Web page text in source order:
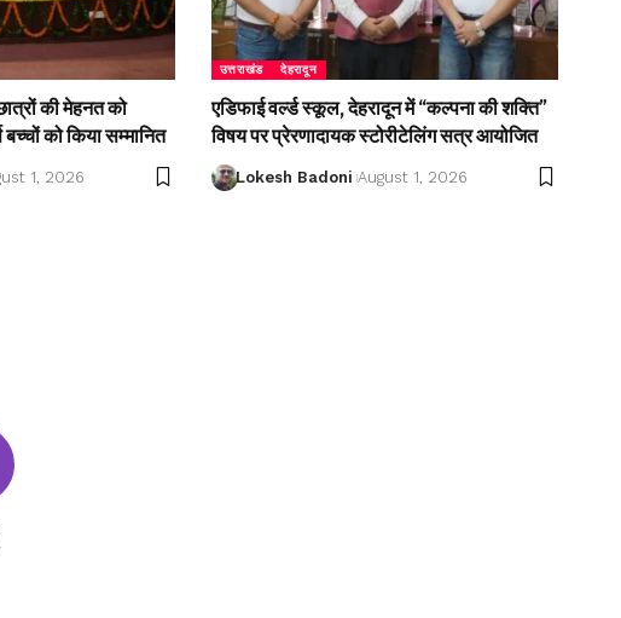
की मेहनत को
को किया सम्मानित
1, 2026
उत्तराखंड देहरादून
एडिफाई वर्ल्ड स्कूल, देहरादून में “कल्पना की शक्ति”
विषय पर प्रेरणादायक स्टोरीटेलिंग सत्र आयोजित
Lokesh Badoni August 1, 2026